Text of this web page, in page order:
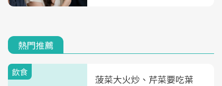
熱門推薦
飲食
菠菜大火炒、芹菜要吃葉